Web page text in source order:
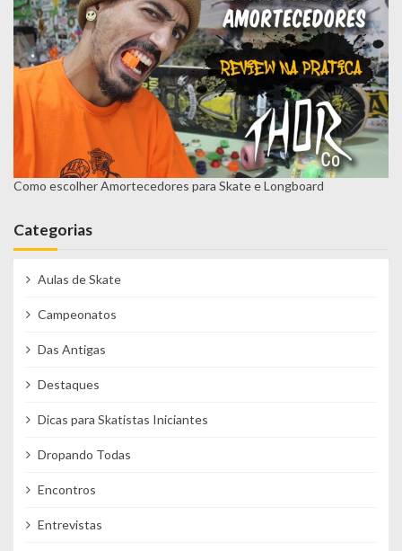
Como escolher Amortecedores para Skate e Longboard
Categorias
Aulas de Skate
Campeonatos
Das Antigas
Destaques
Dicas para Skatistas Iniciantes
Dropando Todas
Encontros
Entrevistas